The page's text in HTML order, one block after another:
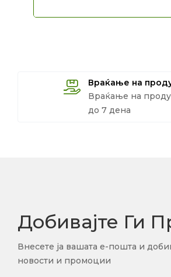
Враќање на
Враќање на
до 7 дена
Добивајте Ги
Внесете ја вашата е-пошта и
новости и промоции